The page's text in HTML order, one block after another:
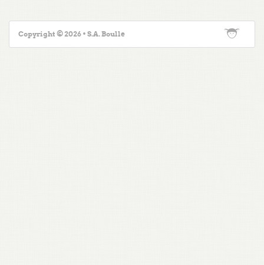
Copyright © 2026 • S.A. Boulle